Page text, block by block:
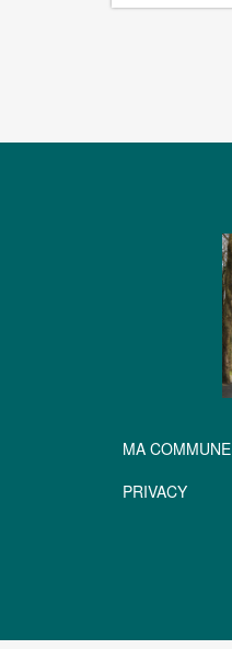
MA COMMUNE
PRIVACY